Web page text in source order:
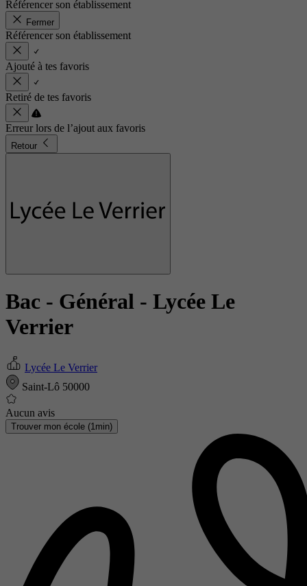
Référencer son établissement
Fermer
Référencer son établissement
Ajouté à tes favoris
Retiré de tes favoris
Erreur lors de l’ajout aux favoris
Retour
Bac - Général - Lycée Le
Verrier
Lycée Le Verrier
Saint-Lô 50000
Aucun avis
Trouver mon école (1min)